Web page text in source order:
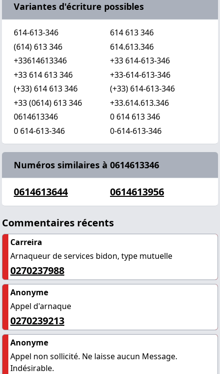
Variantes d'écriture possibles
614-613-346
614 613 346
(614) 613 346
614.613.346
+33614613346
+33 614-613-346
+33 614 613 346
+33-614-613-346
(+33) 614 613 346
(+33) 614-613-346
+33 (0614) 613 346
+33.614.613.346
0614613346
0 614 613 346
0 614-613-346
0-614-613-346
Numéros similaires à 0614613346
0614613644 0614613956
Commentaires récents
Carreira
Arnaqueur de services bidon, type mutuelle
0270237988
Anonyme
Appel d'arnaque
0270239213
Anonyme
Appel non sollicité. Ne laisse aucun Message.
Indésirable.